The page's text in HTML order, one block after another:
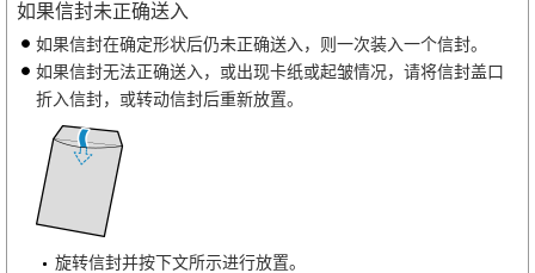
如果信封未正确送入
如果信封在确定形状后仍未正确送入，则一次装入一个信封。
如果信封无法正确送入，或出现卡纸或起皱情况，请将信封盖口
折入信封，或转动信封后重新放置。
旋转信封并按下文所示进行放置。